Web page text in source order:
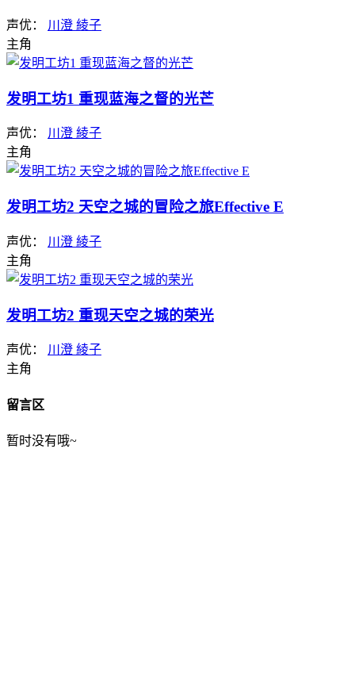
声优： 川澄 綾子
主角
发明工坊1 重现蓝海之督的光芒
声优： 川澄 綾子
主角
发明工坊2 天空之城的冒险之旅Effective E
声优： 川澄 綾子
主角
发明工坊2 重现天空之城的荣光
声优： 川澄 綾子
主角
留言区
暂时没有哦~